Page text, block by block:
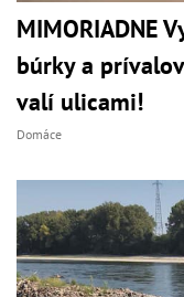
MIMORIADNE
búrky a
valí ulicami!
Domáce